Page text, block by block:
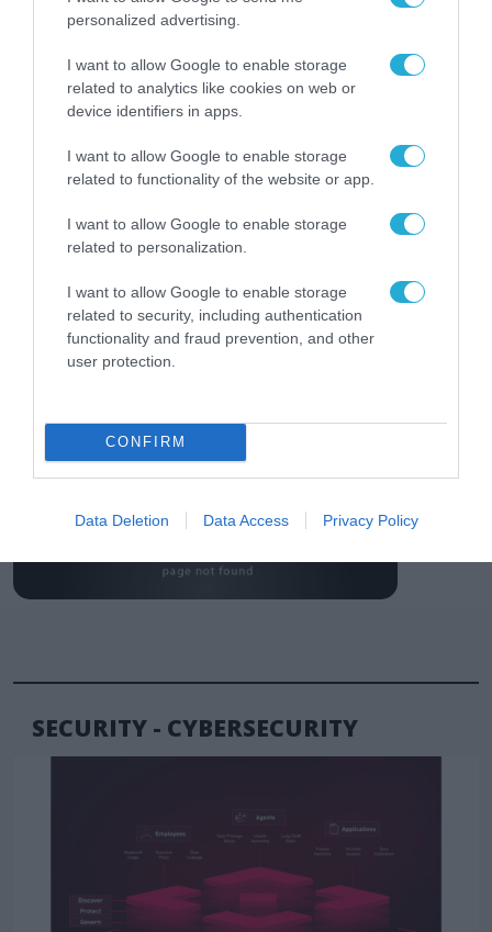
personalized advertising.
I want to allow Google to enable storage
related to analytics like cookies on web or
device identifiers in apps.
I want to allow Google to enable storage
related to functionality of the website or app.
I want to allow Google to enable storage
related to personalization.
I want to allow Google to enable storage
related to security, including authentication
functionality and fraud prevention, and other
user protection.
CONFIRM
Data Deletion Data Access Privacy Policy
δεν είναι απλώς μια
μια νέα βιομηχανική
επανάσταση»
Νέος οδηγός του ΕΚΤ
για τη χρηματοδότηση
επιχειρήσεων στον
χώρο της άμυνας
Η πιο ταξιδιάρικη
βαλίτσα του φετινού
υπογραφή της Xiaomi
31.07.2026
ΟΛΗ Η ΡΟΗ ΕΙΔΗΣΕΩΝ
SECURITY - CYBERSECURITY